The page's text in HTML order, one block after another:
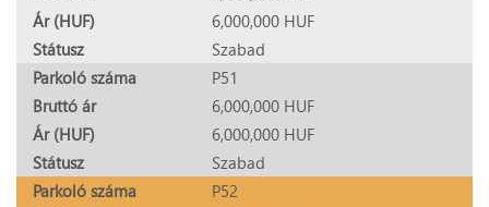
Ár (HUF)
6,000,000 HUF
Státusz
Szabad
Parkoló száma
P51
Bruttó ár
6,000,000 HUF
Ár (HUF)
6,000,000 HUF
Státusz
Szabad
Parkoló száma
P52